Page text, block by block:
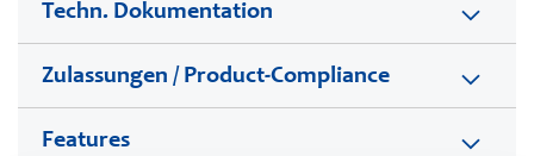
Techn. Dokumentation
Zulassungen / Product-Compliance
Features